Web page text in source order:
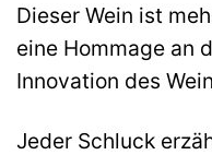
Dieser Wein ist
eine Hommage an
Innovation des
Jeder Schluck